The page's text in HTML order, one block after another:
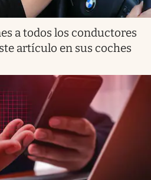
a todos los conductores
artículo en sus coches